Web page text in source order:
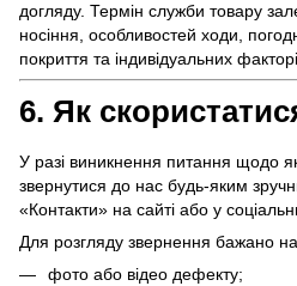
догляду. Термін служби товару
носіння, особливостей ходи,
покриття та індивідуальних
6. Як
У разі виникнення питання щодо
звернутися до нас будь-яким
«Контакти» на сайті або у
Для розгляду звернення бажано
фото або відео дефекту;